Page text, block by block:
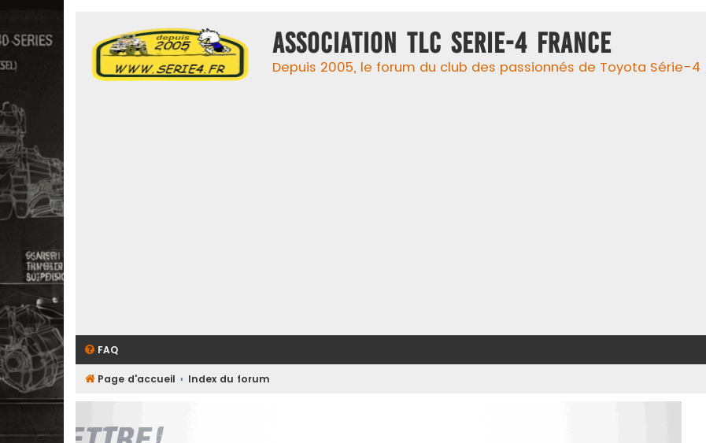
ASSOCIATION TLC SERIE-4 FRANCE
Depuis 2005, le forum du club des passionnés de Toyota Série-4
FAQ
Page d'accueil Index du forum